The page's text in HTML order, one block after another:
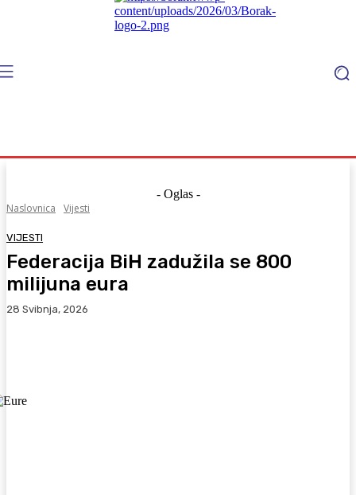
- Oglas -
Naslovnica
Vijesti
VIJESTI
Federacija BiH zadužila se 800
milijuna eura
28 Svibnja, 2026